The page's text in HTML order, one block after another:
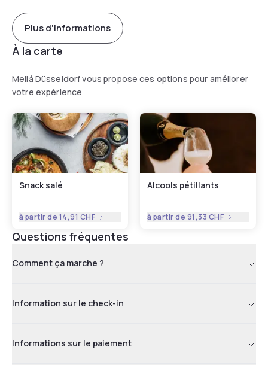
Plus d'informations
À la carte
Meliá Düsseldorf vous propose ces options pour améliorer
votre expérience
Snack salé
à partir de 14,91 CHF
Alcools pétillants
à partir de 91,33 CHF
Questions fréquentes
Comment ça marche ?
Information sur le check-in
Informations sur le paiement